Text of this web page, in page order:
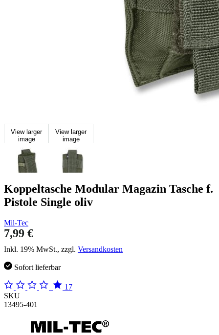
View larger
image
View larger
image
Koppeltasche Modular Magazin Tasche f.
Pistole Single oliv
Mil-Tec
7,99 €
Inkl. 19% MwSt., zzgl. Versandkosten
Sofort lieferbar
17
SKU
13495-401